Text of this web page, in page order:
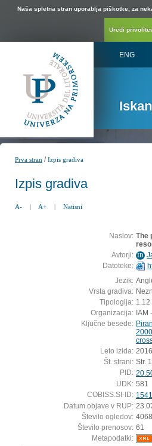
Naša spletna stran uporablja piškotke, za
Uredi
ENG
Prva stran /Izpis gradiva
Izpis gradiva
A- | A+ | Natisni
Naslov: The
Avtorji: ID
Datoteke:
Jezik:
Vrsta gradiva:
Tipologija:
Organizacija: IAM
Ključne besede:
2000
Leto izida: 2016
Št. strani: Str. 1
PID:
UDK: 581
COBISS.SI-ID:
Datum objave v RUP:
Število ogledov: 4068
Število prenosov: 61
Metapodatki: